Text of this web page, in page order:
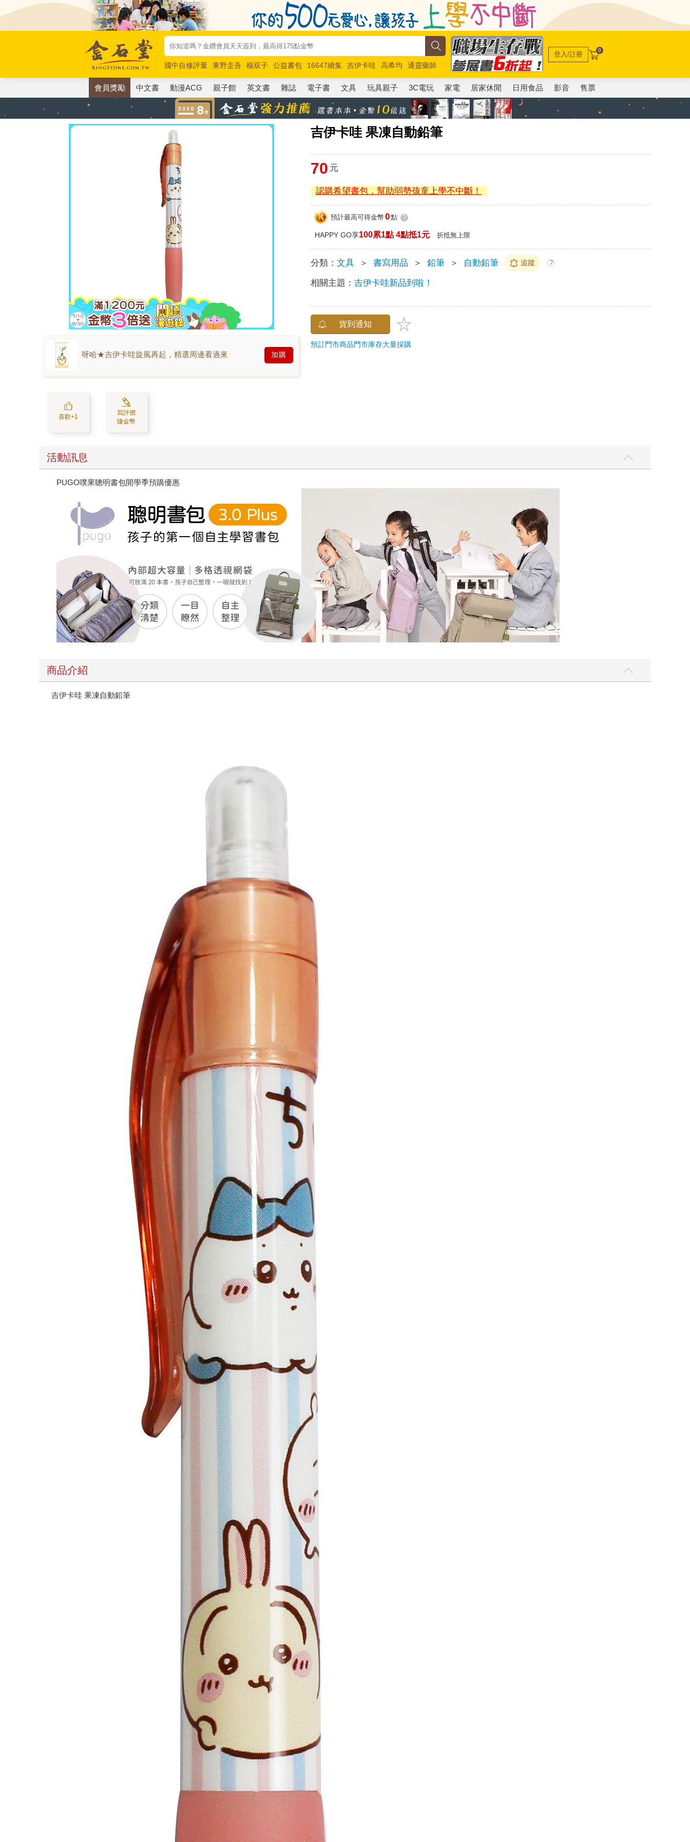
國中自修評量 東野圭吾 楊双子 公益書包 16647續集 吉伊卡哇 高希均
通靈藥師
唯紅花綻放
奧德賽 路邊攤新作 馬斯克 玩具總動員5 超慢跑
登入/註冊 0
會員獎勵 中文書 動漫ACG 親子館 英文書 雜誌 電子書 文具 玩具親子 3C電玩 家電 居家休閒 日用食品 影音 售票
吉伊卡哇 果凍自動鉛筆
呀哈★吉伊卡哇旋風再起，精選周邊看過來 加購
喜歡+1
寫評價
賺金幣
70 元
認購希望書包，幫助弱勢孩童上學不中斷！
預計最高可得金幣 0點 ?
HAPPY GO享100累1點 4點抵1元 折抵無上限
分類：文具 ＞ 書寫用品 ＞ 鉛筆 ＞ 自動鉛筆 追蹤 ?
相關主題：吉伊卡哇新品到啦！
貨到通知
預訂門市商品門市庫存大量採購
活動訊息
PUGO噗果聰明書包開學季預購優惠
商品介紹
吉伊卡哇 果凍自動鉛筆